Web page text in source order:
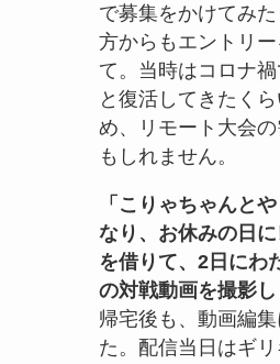
で募集をかけてみ
方からもエントリ
て。当時はコロナ
と復活してきたく
め、リモート大会
もしれません。
「こりゃちゃんと
なり、お休みの日
を借りて、2日にわ
の対戦動画を撮影し
帰宅後も、動画編
た。配信当日はギ